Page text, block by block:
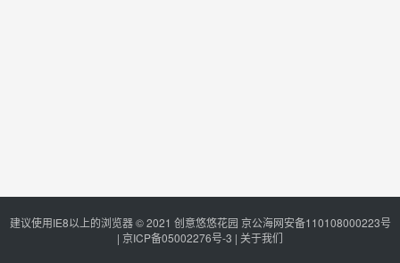
建议使用IE8以上的浏览器 © 2021 创意悠悠花园 京公海网安备110108000223号
| 京ICP备05002276号-3 | 关于我们